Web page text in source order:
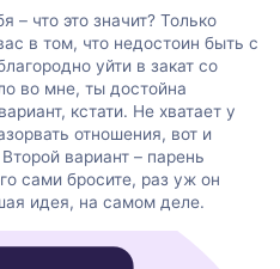
– что это значит? Только
в том, что недостоин быть с
уйти в закат со
во мне, ты достойна
кстати. Не хватает у
отношения, вот и
вариант – парень
сами бросите, раз уж он
идея, на самом деле.